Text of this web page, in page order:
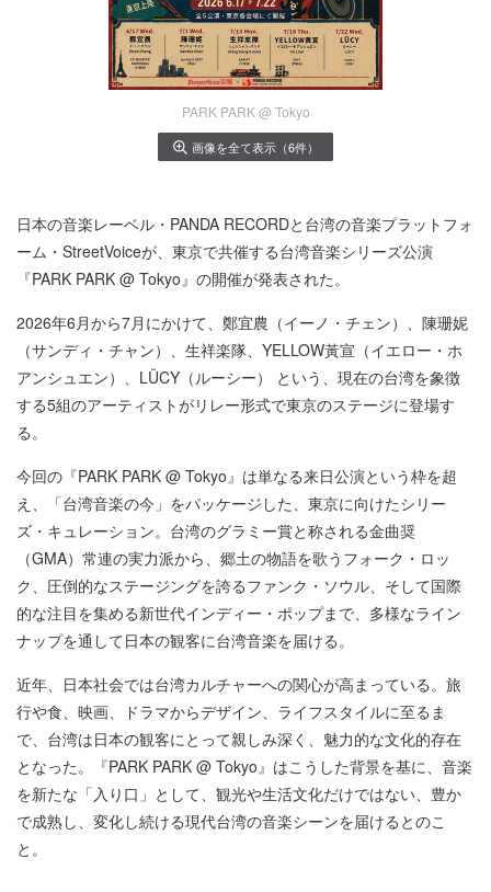
PARK PARK @ Tokyo
画像を全て表示（6件）
⽇本の⾳楽レーベル・PANDA RECORDと台湾の⾳楽プラットフォ
ーム・StreetVoiceが、東京で共催する台湾⾳楽シリーズ公演
『PARK PARK @ Tokyo』の開催が発表された。
2026年6⽉から7⽉にかけて、鄭宜農（イーノ・チェン）、陳珊妮
（サンディ・チャン）、⽣祥楽隊、YELLOW⿈宣（イエロー・ホ
アンシュエン）、LÜCY（ルーシー） という、現在の台湾を象徴
する5組のアーティストがリレー形式で東京のステージに登場す
る。
今回の『PARK PARK @ Tokyo』は単なる来⽇公演という枠を超
え、「台湾⾳楽の今」をパッケージした、東京に向けたシリー
ズ・キュレーション。台湾のグラミー賞と称される⾦曲奨
（GMA）常連の実⼒派から、郷⼟の物語を歌うフォーク・ロッ
ク、圧倒的なステージングを誇るファンク・ソウル、そして国際
的な注⽬を集める新世代インディー・ポップまで、多様なライン
ナップを通して⽇本の観客に台湾⾳楽を届ける。
近年、⽇本社会では台湾カルチャーへの関⼼が⾼まっている。旅
⾏や⾷、映画、ドラマからデザイン、ライフスタイルに⾄るま
で、台湾は⽇本の観客にとって親しみ深く、魅⼒的な⽂化的存在
となった。『PARK PARK @ Tokyo』はこうした背景を基に、⾳楽
を新たな「⼊り⼝」として、観光や⽣活⽂化だけではない、豊か
で成熟し、変化し続ける現代台湾の⾳楽シーンを届けるとのこ
と。